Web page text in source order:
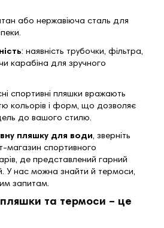
або нержавіюча сталь для
: наявність трубочки, фільтра,
карабіна для зручного
спортивні пляшки вражають
кольорів і форм, що дозволяє
до вашого стилю.
пляшку для води, зверніть
магазин спортивного
де представлений гарний
У нас можна знайти й термоси,
запитам.
та термоси – це